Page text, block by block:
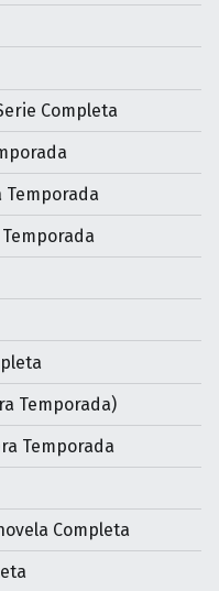
Completa
Temporada
Temporada)
Temporada
Completa